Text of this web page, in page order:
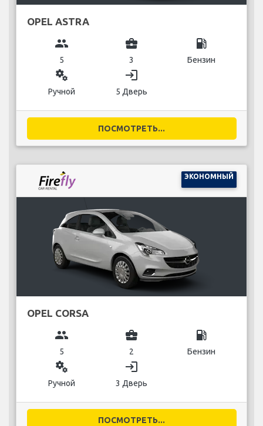
OPEL ASTRA
group
5
business_center
3
local_gas_station
Бензин
miscellaneous_services
Ручной
login
5 Дверь
ПОСМОТРЕТЬ...
ЭКОНОМНЫЙ
OPEL CORSA
group
5
business_center
2
local_gas_station
Бензин
miscellaneous_services
Ручной
login
3 Дверь
ПОСМОТРЕТЬ...